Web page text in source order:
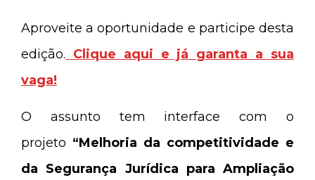
Aproveite a oportunidade e participe desta
edição. Clique aqui e já garanta a sua
vaga!
O assunto tem interface com o
projeto “Melhoria da competitividade e
da Segurança Jurídica para Ampliação